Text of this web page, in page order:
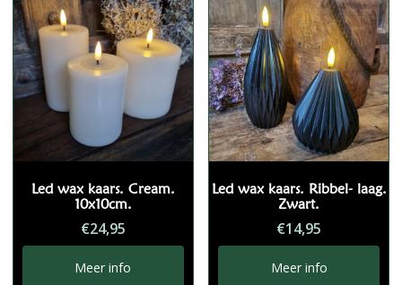
Led wax kaars. Cream.
10x10cm.
€24,95
Meer info
Led wax kaars. Ribbel- laag.
Zwart.
€14,95
Meer info